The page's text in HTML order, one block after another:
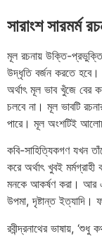
সারাংশ সারমর্ম
মূল রচনায় উক্তি-
উদ্ধৃতি বর্জন করতে হবে।
অর্থাৎ মূল ভাব খুঁজে বের
চলবে না। মূল ভাবটি
পারে। মূল অংশটিই
কবি-সাহিত্যিকগণ যখন
করে অর্থাৎ খুবই
মনকে আকর্ষণ করা। আর
উপমা, দৃষ্টান্ত ইত্যাদি।
রবীন্দ্রনাথের ভাষায়,